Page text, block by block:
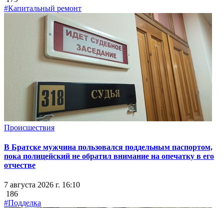
#Капитальный ремонт
Происшествия
В Братске мужчина пользовался поддельным паспортом,
пока полицейский не обратил внимание на опечатку в его
отчестве
7 августа 2026 г. 16:10
186
#Подделка